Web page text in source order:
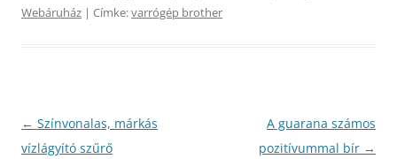
Webáruház | Címke:varrógép brother
Bejegyzés
navigáció
← Színvonalas, márkás
vízlágyító szűrő
A guarana számos
pozitívummal bír →